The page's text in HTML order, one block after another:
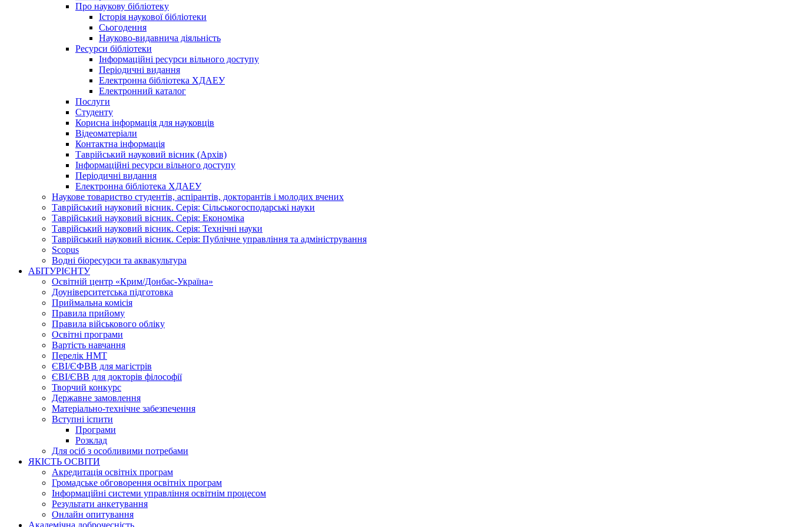
Про наукову бібліотеку
Історія наукової бібліотеки
Сьогодення
Науково-видавнича діяльність
Ресурси бібліотеки
Інформаційні ресурси вільного доступу
Періодичні видання
Електронна бібліотека ХДАЕУ
Електронний каталог
Послуги
Студенту
Корисна інформація для науковців
Відеоматеріали
Контактна інформація
Таврійський науковий вісник (Архів)
Інформаційні ресурси вільного доступу
Періодичні видання
Електронна бібліотека ХДАЕУ
Наукове товариство студентів, аспірантів, докторантів і молодих вчених
Таврійський науковий вісник. Серія: Сільськогосподарські науки
Таврійський науковий вісник. Серія: Економіка
Таврійський науковий вісник. Серія: Технічні науки
Таврійський науковий вісник. Серія: Публічне управління та адміністрування
Scopus
Водні біоресурси та аквакультура
АБІТУРІЄНТУ
Освітній центр «Крим/Донбас-Україна»
Доуніверситетська підготовка
Приймальна комісія
Правила прийому
Правила військового обліку
Освітні програми
Вартість навчання
Перелік НМТ
ЄВІ/ЄФВВ для магістрів
ЄВІ/ЄВВ для докторів філософії
Творчий конкурс
Державне замовлення
Матеріально-технічне забезпечення
Вступні іспити
Програми
Розклад
Для осіб з особливими потребами
ЯКІСТЬ ОСВІТИ
Акредитація освітніх програм
Громадське обговорення освітніх програм
Інформаційні системи управління освітнім процесом
Результати анкетування
Онлайн опитування
Академічна доброчесність